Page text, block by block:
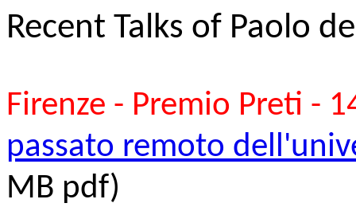
Recent Talks of Paolo
Firenze - Premio Preti -
passato remoto
MB pdf)